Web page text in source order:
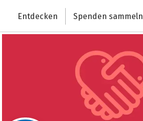
Deutschlands größte Spendenplattform
Entdecken Spenden sammeln